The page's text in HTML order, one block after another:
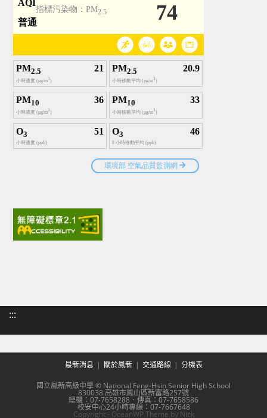
:::
最新消息 關於鳳新 交通路線 分機表
國立鳳新高級中學 © National Feng-Hsin Senior High School
830038 高雄市鳳山區新富路257號
總機：07-7658288．傳真：07-7658586
校安中心24小時專線：07-7667648
Copyright - OceanWP Theme by Nick